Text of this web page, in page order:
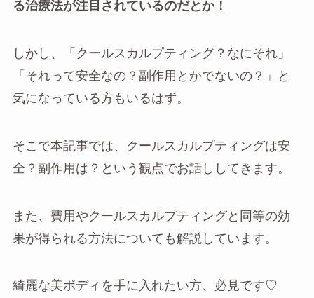
る治療法が注目されているのだとか！
しかし、「クールスカルプティング？なにそれ」
「それって安全なの？副作用とかでないの？」と
気になっている方もいるはず。
そこで本記事では、クールスカルプティングは安
全？副作用は？という観点でお話ししてきます。
また、費用やクールスカルプティングと同等の効
果が得られる方法についても解説しています。
綺麗な美ボディを手に入れたい方、必見です♡